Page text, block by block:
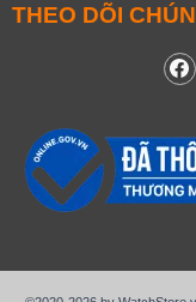
THEO DÕI